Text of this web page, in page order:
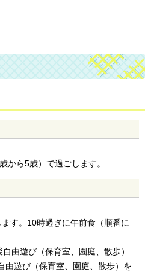
から5歳）で過ごします。
す。10時過ぎに午前食（順番に
由遊び（保育室、園庭、散歩）
由遊び（保育室、園庭、散歩）を